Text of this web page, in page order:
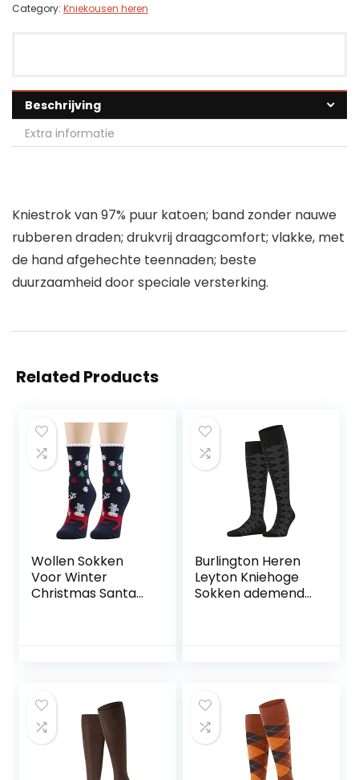
Category: Kniekousen heren
Beschrijving
Extra informatie
Kniestrok van 97% puur katoen; band zonder nauwe
rubberen draden; drukvrij draagcomfort; vlakke, met
de hand afgehechte teennaden; beste
duurzaamheid door speciale versterking.
Related Products
Wollen Sokken
Voor Winter
Christmas Santa
Tube Sock Warme
Zachte
Geschenken
Wintersokken Set
Voor Dames En
Burlington Heren
Leyton Kniehoge
Sokken ademend
ONE-SIZE-FITS-ALL
als geschenk 1
Paar